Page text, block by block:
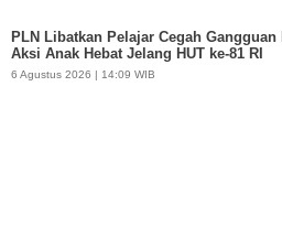
PLN Libatkan Pelajar Cegah
Aksi Anak Hebat Jelang HUT ke-81 RI
6 Agustus 2026 | 14:09 WIB